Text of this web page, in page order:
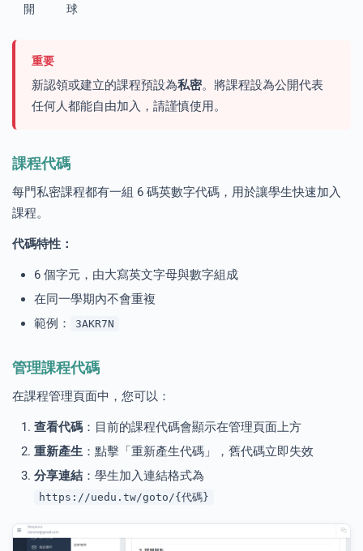
開
球
重要
新認領或建立的課程預設為私密。將課程設為公開代表
任何人都能自由加入，請謹慎使用。
課程代碼
每門私密課程都有一組 6 碼英數字代碼，用於讓學生快速加入
課程。
代碼特性：
6 個字元，由大寫英文字母與數字組成
在同一學期內不會重複
範例：
3AKR7N
管理課程代碼
在課程管理頁面中，您可以：
查看代碼：目前的課程代碼會顯示在管理頁面上方
重新產生：點擊「重新產生代碼」，舊代碼立即失效
分享連結：學生加入連結格式為
https://uedu.tw/goto/{代碼}